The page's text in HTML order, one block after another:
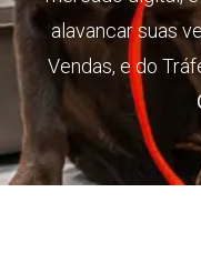
alavancar suas
Vendas, e do